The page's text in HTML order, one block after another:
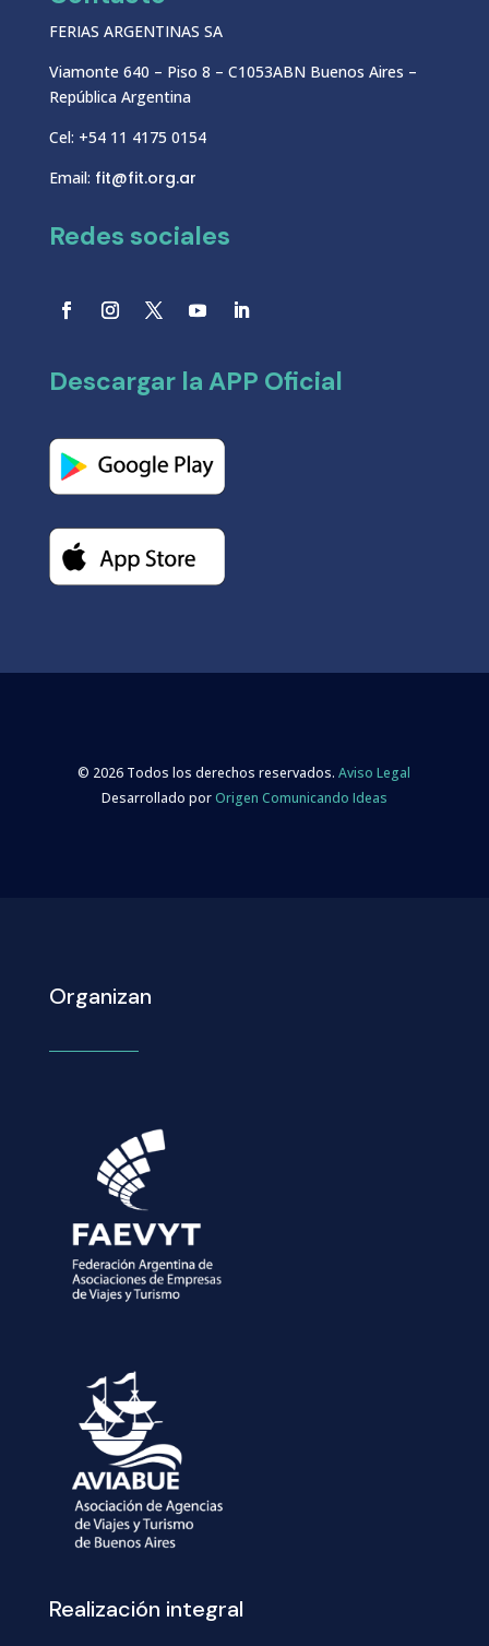
FERIAS ARGENTINAS SA
Viamonte 640 – Piso 8 – C1053ABN Buenos Aires –
República Argentina
Cel: +54 11 4175 0154
Email: fit@fit.org.ar
Redes sociales
Descargar la APP Oficial
© 2026 Todos los derechos reservados.Aviso Legal
Desarrollado porOrigen Comunicando Ideas
Organizan
Realización integral